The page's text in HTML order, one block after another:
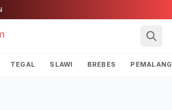
TEGAL SLAWI BREBES PEMALANG